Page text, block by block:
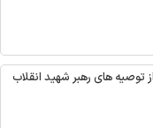
های رهبر شهید انقلاب